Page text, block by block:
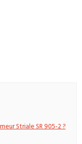
Striale SR 905-2 ?